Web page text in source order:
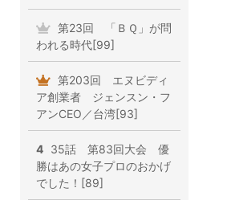
第23回 「ＢＱ」が問
われる時代[99]
第203回 エヌビディ
ア創業者 ジェンスン・フ
アンCEO／台湾[93]
4 35話 第83回大会 優
勝はあの女子プロのおかげ
でした！[89]